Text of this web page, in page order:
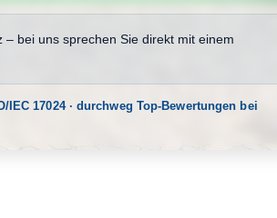
– bei uns sprechen Sie direkt mit einem
IEC 17024 · durchweg Top-Bewertungen bei